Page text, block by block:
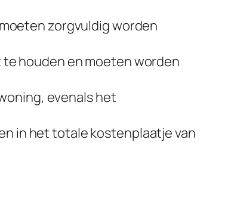
zorgvuldig worden
houden en moeten worden
evenals het
in het totale kostenplaatje van